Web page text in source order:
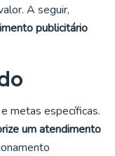
A seguir,
publicitário
metas específicas.
um atendimento